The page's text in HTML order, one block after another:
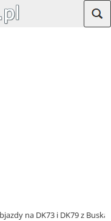
na DK73 i DK79 z